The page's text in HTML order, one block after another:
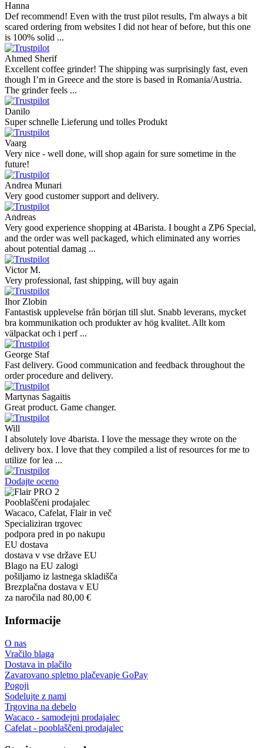
Hanna
Def recommend! Even with the trust pilot results, I'm always a bit
scared ordering from websites I did not hear of before, but this one
is 100% solid ...
Ahmed Sherif
Excellent coffee grinder! The shipping was surprisingly fast, even
though I’m in Greece and the store is based in Romania/Austria.
The grinder feels ...
Danilo
Super schnelle Lieferung und tolles Produkt
Vaarg
Very nice - well done, will shop again for sure sometime in the
future!
Andrea Munari
Very good customer support and delivery.
Andreas
Very good experience shopping at 4Barista. I bought a ZP6 Special,
and the order was well packaged, which eliminated any worries
about potential damag ...
Victor M.
Very professional, fast shipping, will buy again
Ihor Zlobin
Fantastisk upplevelse från början till slut. Snabb leverans, mycket
bra kommunikation och produkter av hög kvalitet. Allt kom
välpackat och i perf ...
George Staf
Fast delivery. Good communication and feedback throughout the
order procedure and delivery.
Martynas Sagaitis
Great product. Game changer.
Will
I absolutely love 4barista. I love the message they wrote on the
delivery box. I love that they compiled a list of resources for me to
utilize for lea ...
Dodajte oceno
Pooblaščeni prodajalec
Wacaco, Cafelat, Flair in več
Specializiran trgovec
podpora pred in po nakupu
EU dostava
dostava v vse države EU
Blago na EU zalogi
pošiljamo iz lastnega skladišča
Brezplačna dostava v EU
za naročila nad 80,00 €
Informacije
O nas
Vračilo blaga
Dostava in plačilo
Zavarovano spletno plačevanje GoPay
Pogoji
Sodelujte z nami
Trgovina na debelo
Wacaco - samodejni prodajalec
Cafelat - pooblaščeni prodajalec